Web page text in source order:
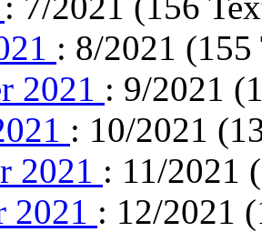
: 8/2021 (155
2021 : 9/2021
: 10/2021
2021 : 11/2021
2021 : 12/2021